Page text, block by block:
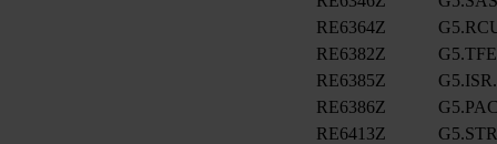
RE6364Z
RE6382Z
G5.TFE
RE6385Z
RE6386Z
RE6413Z